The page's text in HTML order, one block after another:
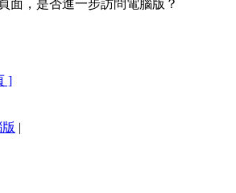
面，是否進一步訪問電腦版？
]
|